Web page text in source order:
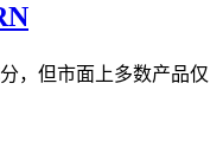
，但市面上多数产品仅